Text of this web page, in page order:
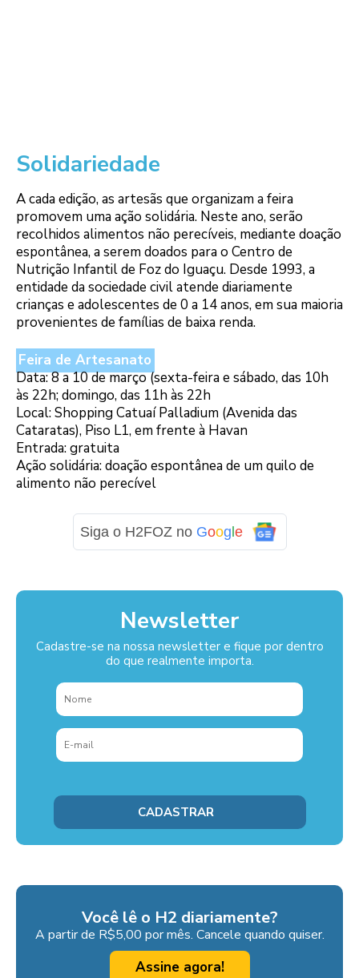
Solidariedade
A cada edição, as artesãs que organizam a feira
promovem uma ação solidária. Neste ano, serão
recolhidos alimentos não perecíveis, mediante doação
espontânea, a serem doados para o Centro de
Nutrição Infantil de Foz do Iguaçu. Desde 1993, a
entidade da sociedade civil atende diariamente
crianças e adolescentes de 0 a 14 anos, em sua maioria
provenientes de famílias de baixa renda.
Feira de Artesanato
Data: 8 a 10 de março (sexta-feira e sábado, das 10h
às 22h; domingo, das 11h às 22h
Local: Shopping Catuaí Palladium (Avenida das
Cataratas), Piso L1, em frente à Havan
Entrada: gratuita
Ação solidária: doação espontânea de um quilo de
alimento não perecível
Siga o H2FOZ no Google
Newsletter
Cadastre-se na nossa newsletter e fique por dentro
do que realmente importa.
Você lê o H2 diariamente?
A partir de R$5,00 por mês. Cancele quando quiser.
Assine agora!